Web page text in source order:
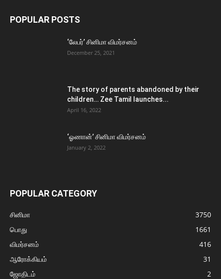
POPULAR POSTS
‘லேபர்’ சினிமா விமர்சனம்
December 25, 2021
The story of parents abandoned by their
children… Zee Tamil launches...
April 16, 2022
‘ஓணான்’ சினிமா விமர்சனம்
January 2, 2022
POPULAR CATEGORY
சினிமா
3750
பொது
1661
விமர்சனம்
416
ஆரோக்கியம்
31
ஜோதிடம்
2